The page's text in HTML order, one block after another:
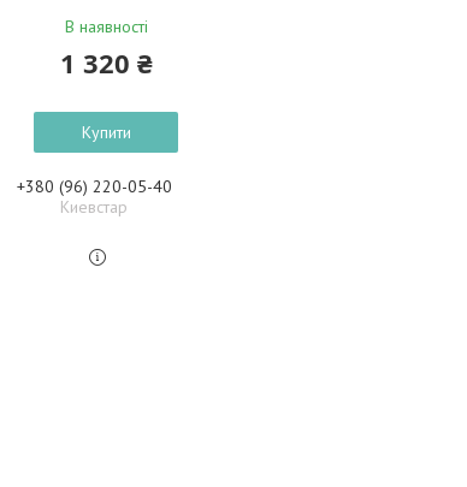
В наявності
1 320 ₴
Купити
+380 (96) 220-05-40
Киевстар